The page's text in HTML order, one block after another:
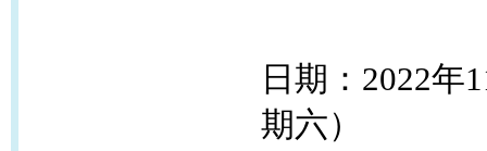
日期：2022年
期六）